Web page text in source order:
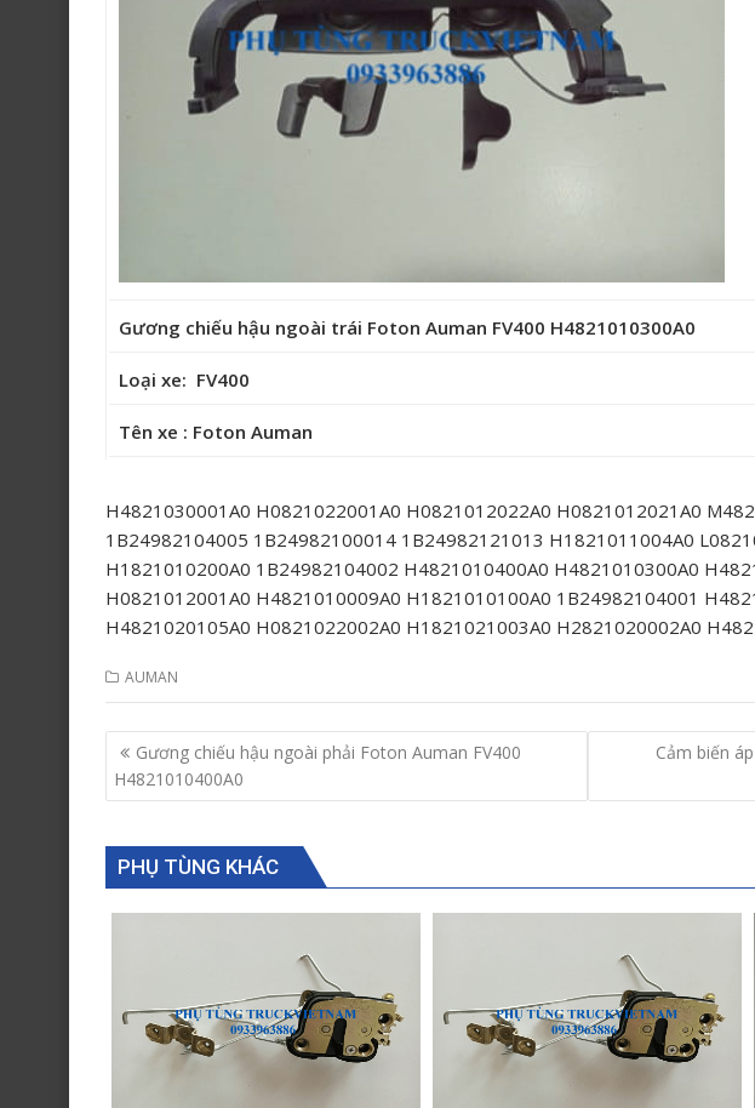
Gương chiếu hậu ngoài trái Foton Auman FV400 H4821010300A0
Loại xe: FV400
Tên xe : Foton Auman
H4821030001A0 H0821022001A0 H0821012022A0 H0821012021A0
1B24982104005 1B24982100014 1B24982121013 H1821011004A0
H1821010200A0 1B24982104002 H4821010400A0 H4821010300A0
H0821012001A0 H4821010009A0 H1821010100A0 1B24982104001
H4821020105A0 H0821022002A0 H1821021003A0 H2821020002A0
AUMAN
Post
navigation
Gương chiếu hậu ngoài phải Foton Auman FV400
H4821010400A0
Cảm biến
PHỤ TÙNG KHÁC